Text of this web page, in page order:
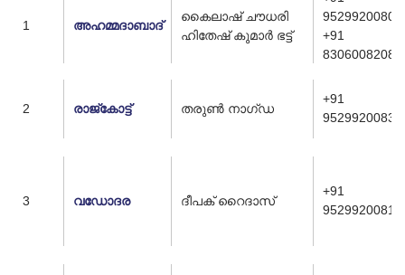
1 അഹമ്മദാബാദ്
കൈലാഷ് ചൗധരി
ഹിതേഷ് കുമാർ ഭട്ട്
9529920080
+91
8306008208
2 രാജ്കോട്ട് തരുൺ നാഗ്ഡ
+91
9529920083
3 വഡോദര ദീപക് റൈദാസ്
+91
9529920081